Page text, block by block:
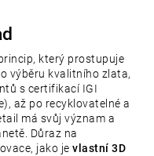
který prostupuje
výběru kvalitního zlata,
s certifikací IGI
až po recyklovatelné a
má svůj význam a
Důraz na
jako je vlastní 3D